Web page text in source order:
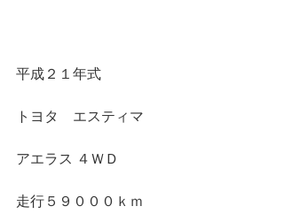
平成２１年式
トヨタ　エスティマ
アエラス ４ＷＤ
走行５９０００ｋｍ